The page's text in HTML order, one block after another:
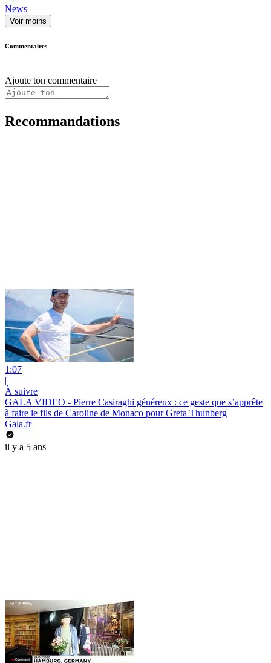
News
Voir moins
Commentaires
Ajoute ton commentaire
Recommandations
1:07
|
À suivre
GALA VIDEO - Pierre Casiraghi généreux : ce geste que s’apprête
à faire le fils de Caroline de Monaco pour Greta Thunberg
Gala.fr
il y a 5 ans